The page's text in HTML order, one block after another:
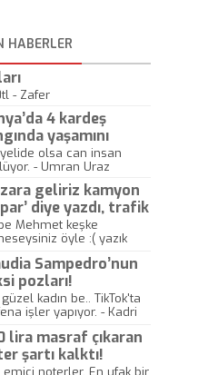
HABERLER
- Zafer
4 kardeş
yaşamını
olsa can insan
- Umran Uraz
geliriz kamyon
diye yazdı, trafik
öldü!
Mehmet keşke
öyle :( yazık
Sampedro’nun
pozları!
güzel kadın be.. TikTok'ta
işler yapıyor. - Kadri
lira masraf çıkaran
şartı kalktı!
emici noterler. En ufak bir